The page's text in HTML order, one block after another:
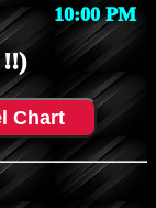
10:00 PM
Chart